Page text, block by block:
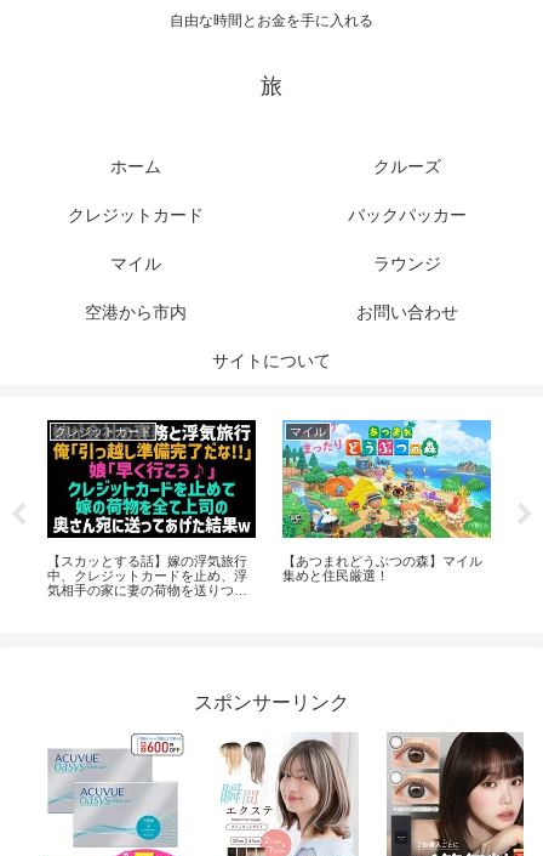
自由な時間とお金を手に入れる
旅
ホーム クルーズ
クレジットカード バックパッカー
マイル ラウンジ
空港から市内 お問い合わせ
サイトについて
クレジットカード
【スカッとする話】嫁の浮気旅行
中、クレジットカードを止め、浮
気相手の家に妻の荷物を送りつけ
マイル
【あつまれどうぶつの森】マイル
集めと住民厳選！
スポンサーリンク